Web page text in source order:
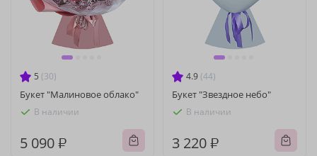
5 (30)
Букет "Малиновое облако"
В наличии
5 090 ₽
4.9 (44)
Букет "Звездное небо"
В наличии
3 220 ₽